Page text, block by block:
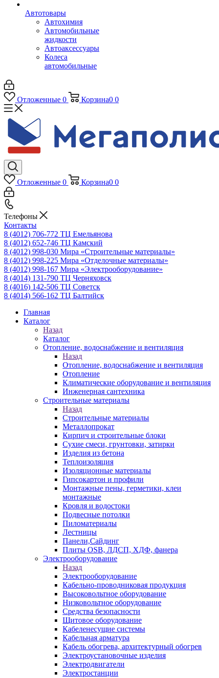
Автотовары
Автохимия
Автомобильные
жидкости
Автоаксессуары
Колеса
автомобильные
Отложенные 0 Корзина0 0
Отложенные 0 Корзина0 0
Телефоны
Контакты
8 (4012) 706-772 ТЦ Емельянова
8 (4012) 652-746 ТЦ Камский
8 (4012) 998-030 Мира «Строительные материалы»
8 (4012) 998-225 Мира «Отделочные материалы»
8 (4012) 998-167 Мира «Электрооборудование»
8 (4014) 131-790 ТЦ Черняховск
8 (4016) 142-506 ТЦ Советск
8 (4014) 566-162 ТЦ Балтийск
Главная
Каталог
Назад
Каталог
Отопление, водоснабжение и вентиляция
Назад
Отопление, водоснабжение и вентиляция
Отопление
Климатические оборудование и вентиляция
Инженерная сантехника
Строительные материалы
Назад
Строительные материалы
Металлопрокат
Кирпич и строительные блоки
Сухие смеси, грунтовки, затирки
Изделия из бетона
Теплоизоляция
Изоляционные материалы
Гипсокартон и профили
Монтажные пены, герметики, клеи
монтажные
Кровля и водостоки
Подвесные потолки
Пиломатериалы
Лестницы
Панели,Сайдинг
Плиты OSB, ЛДСП, ХДФ, фанера
Электрооборудование
Назад
Электрооборудование
Кабельно-проводниковая продукция
Высоковольтное оборудование
Низковольтное оборудование
Средства безопасности
Щитовое оборудование
Кабеленесущие системы
Кабельная арматура
Кабель обогрева, архитектурный обогрев
Электроустановочные изделия
Электродвигатели
Электростанции